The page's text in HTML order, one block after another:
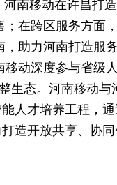
南移动在许昌打
在跨区服务方面
助力河南打造服
动深度参与省级
生态。河南移动
人才培养工程，
造开放共享、协